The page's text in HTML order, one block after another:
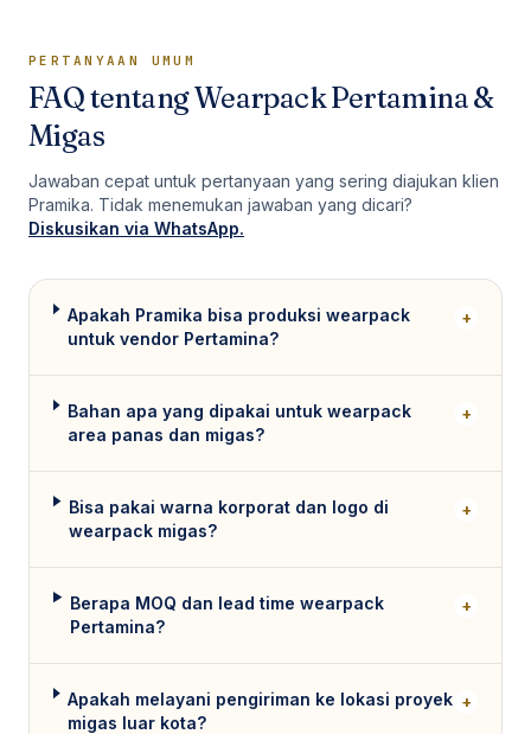
PERTANYAAN UMUM
FAQ tentangWearpack Pertamina &
Migas
Jawaban cepat untuk pertanyaan yang sering diajukan klien
Pramika. Tidak menemukan jawaban yang dicari?
Diskusikan via WhatsApp.
Apakah Pramika bisa produksi wearpack
untuk vendor Pertamina?
+
Bahan apa yang dipakai untuk wearpack
area panas dan migas?
+
Bisa pakai warna korporat dan logo di
wearpack migas?
+
Berapa MOQ dan lead time wearpack
Pertamina?
+
Apakah melayani pengiriman ke lokasi proyek
migas luar kota?
+